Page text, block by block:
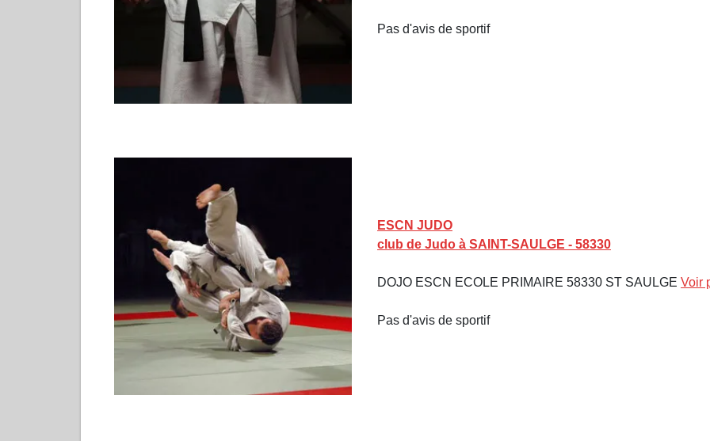
Pas d'avis de sportif
ESCN JUDO
club de Judo à SAINT-SAULGE - 58330
DOJO ESCN ECOLE PRIMAIRE 58330 ST SAULGE Voir
Pas d'avis de sportif